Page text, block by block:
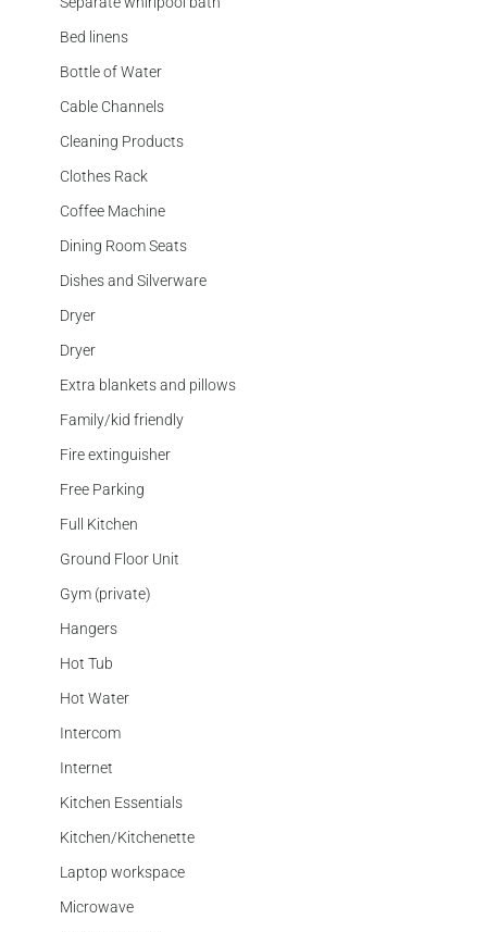
Bed linens
Bottle of Water
Cable Channels
Cleaning Products
Clothes Rack
Coffee Machine
Dining Room Seats
Dishes and Silverware
Dryer
Dryer
Extra blankets and pillows
Family/kid friendly
Fire extinguisher
Free Parking
Full Kitchen
Ground Floor Unit
Gym (private)
Hangers
Hot Tub
Hot Water
Intercom
Internet
Kitchen Essentials
Kitchen/Kitchenette
Laptop workspace
Microwave